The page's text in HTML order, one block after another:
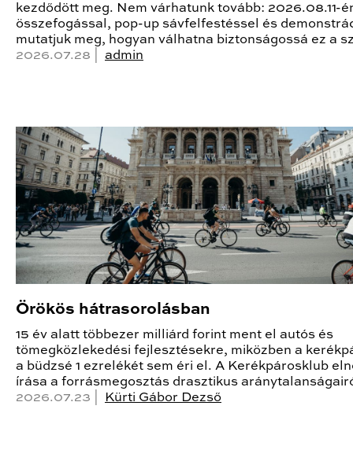
kezdődött meg. Nem várhatunk tovább: 2026.08.11-
összefogással, pop-up sávfelfestéssel és
mutatjuk meg, hogyan válhatna biztonságossá ez a
2026.07.28 | admin
Örökös hátrasorolásban
15 év alatt többezer milliárd forint ment el autós és
tömegközlekedési fejlesztésekre, miközben a
a büdzsé 1 ezrelékét sem éri el. A Kerékpárosklub
írása a forrásmegosztás drasztikus
2026.07.23 |
Kürti Gábor Dezső